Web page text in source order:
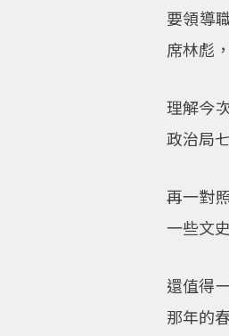
要領導
席林彪
理解今
政治局
再一對
一些文
還值得
那年的